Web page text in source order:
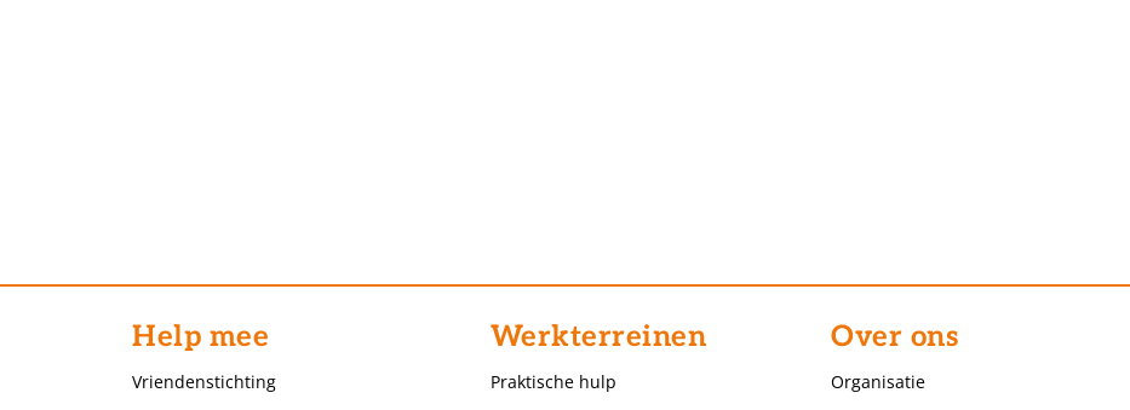
Help mee
Vriendenstichting
Werkterreinen
Praktische hulp
Over ons
Organisatie